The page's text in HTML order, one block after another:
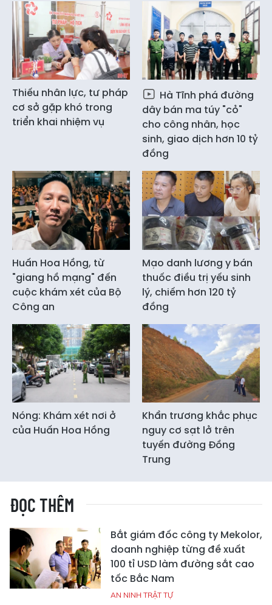
Thiếu nhân lực, tư pháp
cơ sở gặp khó trong
triển khai nhiệm vụ
Hà Tĩnh phá đường
dây bán ma túy "cỏ"
cho công nhân, học
sinh, giao dịch hơn 10 tỷ
đồng
Huấn Hoa Hồng, từ
"giang hồ mạng" đến
cuộc khám xét của Bộ
Công an
Mạo danh lương y bán
thuốc điều trị yếu sinh
lý, chiếm hơn 120 tỷ
đồng
Nóng: Khám xét nơi ở
của Huấn Hoa Hồng
Khẩn trương khắc phục
nguy cơ sạt lở trên
tuyến đường Đồng
Trung
ĐỌC THÊM
Bắt giám đốc công ty Mekolor,
doanh nghiệp từng đề xuất
100 tỉ USD làm đường sắt cao
tốc Bắc Nam
AN NINH TRẬT TỰ